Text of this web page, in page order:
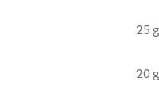
25 g
20 g